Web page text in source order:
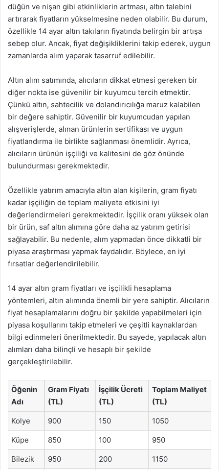
düğün ve nişan gibi etkinliklerin artması, altın talebini
artırarak fiyatların yükselmesine neden olabilir. Bu durum,
özellikle 14 ayar altın takıların fiyatında belirgin bir artışa
sebep olur. Ancak, fiyat değişikliklerini takip ederek, uygun
zamanlarda alım yaparak tasarruf edilebilir.
Altın alım satımında, alıcıların dikkat etmesi gereken bir
diğer nokta ise güvenilir bir kuyumcu tercih etmektir.
Çünkü altın, sahtecilik ve dolandırıcılığa maruz kalabilen
bir değere sahiptir. Güvenilir bir kuyumcudan yapılan
alışverişlerde, alınan ürünlerin sertifikası ve uygun
fiyatlandırma ile birlikte sağlanması önemlidir. Ayrıca,
alıcıların ürünün işçiliği ve kalitesini de göz önünde
bulundurması gerekmektedir.
Özellikle yatırım amacıyla altın alan kişilerin, gram fiyatı
kadar işçiliğin de toplam maliyete etkisini iyi
değerlendirmeleri gerekmektedir. İşçilik oranı yüksek olan
bir ürün, saf altın alımına göre daha az yatırım getirisi
sağlayabilir. Bu nedenle, alım yapmadan önce dikkatli bir
piyasa araştırması yapmak faydalıdır. Böylece, en iyi
fırsatlar değerlendirilebilir.
14 ayar altın gram fiyatları ve işçilikli hesaplama
yöntemleri, altın alımında önemli bir yere sahiptir. Alıcıların
fiyat hesaplamalarını doğru bir şekilde yapabilmeleri için
piyasa koşullarını takip etmeleri ve çeşitli kaynaklardan
bilgi edinmeleri önerilmektedir. Bu sayede, yapılacak altın
alımları daha bilinçli ve hesaplı bir şekilde
gerçekleştirilebilir.
Öğenin
Adı
Gram Fiyatı
(TL)
İşçilik Ücreti
(TL)
Toplam Maliyet
(TL)
Kolye 900 150 1050
Küpe 850 100 950
Bilezik 950 200 1150